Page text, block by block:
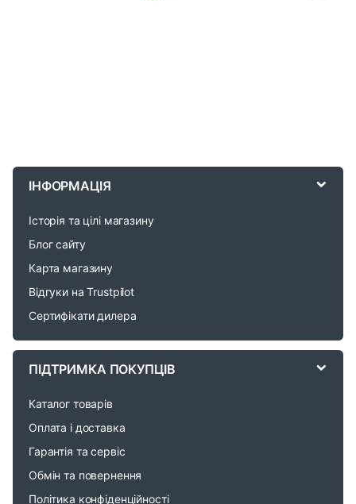
C
ІНФОРМАЦІЯ
Історія та цілі магазину
Блог сайту
Карта магазину
Відгуки на Trustpilot
Сертифікати дилера
ПІДТРИМКА ПОКУПЦІВ
Каталог товарів
Оплата і доставка
Гарантія та сервіс
Обмін та повернення
Політика конфіденційності